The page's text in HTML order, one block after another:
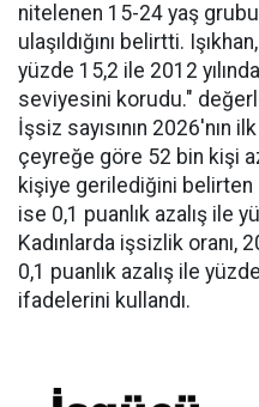
nitelenen 15-24 yaş
ulaşıldığını belirtti.
yüzde 15,2 ile 2012
seviyesini korudu."
İşsiz sayısının 2026'nın
çeyreğe göre 52 bin kişi
kişiye gerilediğini belirten
ise 0,1 puanlık azalış ile
Kadınlarda işsizlik oranı,
0,1 puanlık azalış ile
ifadelerini kullandı.